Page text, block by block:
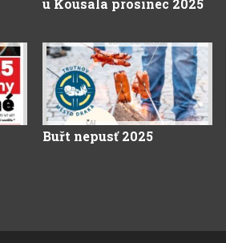
u Kousala prosinec 2025
Buřt nepusť 2025